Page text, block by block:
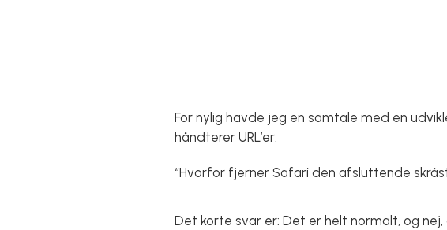
For nylig havde jeg en samtale med en
håndterer URL’er:
“Hvorfor fjerner Safari den afsluttende
Det korte svar er: Det er helt normalt, og